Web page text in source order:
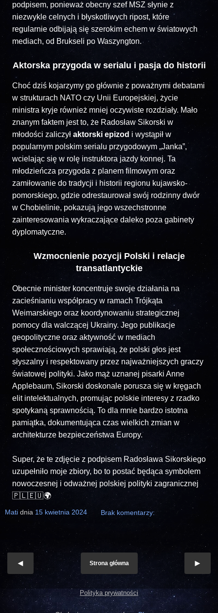
podpisem, ponieważ obecny szef MSZ słynie z
niezwykle celnych i błyskotliwych ripost, które
regularnie odbijają się szerokim echem w światowych
mediach, od Brukseli po Waszyngton.
Aktorska przygoda w serialu i pasja do historii
Choć dziś kojarzymy go głównie z poważnymi debatami
w strukturach NATO czy Unii Europejskiej, życie
ministra kryje również mniej oczywiste rozdziały. Mało
znanym faktem jest to, że Radosław Sikorski w
młodości zaliczył aktorski epizod i wystąpił w
popularnym polskim serialu przygodowym „Janka”,
wcielając się w rolę instruktora jazdy konnej. Ta
młodzieńcza przygoda z planem filmowym oraz
zamiłowanie do tradycji i historii regionu kujawsko-
pomorskiego, gdzie odrestaurował swój rodzinny dwór
w Chobielinie, pokazują jego wszechstronne
zainteresowania wykraczające daleko poza gabinety
dyplomatyczne.
Wzmocnienie pozycji Polski i relacje
transatlantyckie
Obecnie minister koncentruje swoje działania na
zacieśnianiu współpracy w ramach Trójkąta
Weimarskiego oraz koordynowaniu strategicznej
pomocy dla walczącej Ukrainy. Jego publikacje
geopolityczne oraz aktywność w mediach
społecznościowych sprawiają, że polski głos jest
słyszalny i respektowany przez najważniejszych graczy
światowej polityki. Jako mąż uznanej pisarki Anne
Applebaum, Sikorski doskonale porusza się w kręgach
elit intelektualnych, promując polskie interesy z rzadko
spotykaną sprawnością. To dla mnie bardzo istotna
pamiątka, dokumentująca czas wielkich zmian w
architekturze bezpieczeństwa Europy.
Super, że te zdjęcie z podpisem Radosława Sikorskiego
uzupełniło moje zbiory, bo to postać będąca symbolem
nowoczesnej i odważnej polskiej polityki zagranicznej
🇵🇱🇪🇺🌍
Mati dnia 15 kwietnia 2024 Brak komentarzy:
Strona główna
Polityka prywatności